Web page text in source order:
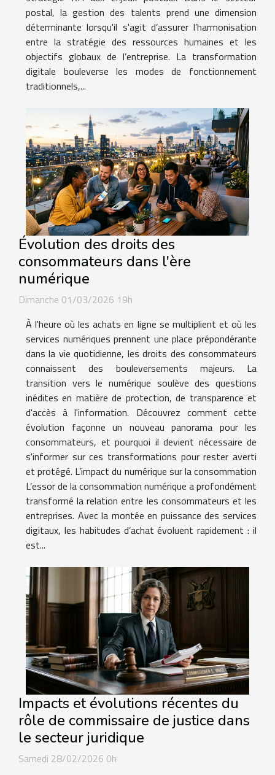
postal, la gestion des talents prend une dimension
déterminante lorsqu'il s'agit d’assurer l’harmonisation
entre la stratégie des ressources humaines et les
objectifs globaux de l’entreprise. La transformation
digitale bouleverse les modes de fonctionnement
traditionnels,...
Évolution des droits des
consommateurs dans l'ère
numérique
Dimanche 01/03/2026 19h
À l'heure où les achats en ligne se multiplient et où les
services numériques prennent une place prépondérante
dans la vie quotidienne, les droits des consommateurs
connaissent des bouleversements majeurs. La
transition vers le numérique soulève des questions
inédites en matière de protection, de transparence et
d'accès à l'information. Découvrez comment cette
évolution façonne un nouveau panorama pour les
consommateurs, et pourquoi il devient nécessaire de
s'informer sur ces transformations pour rester averti
et protégé. L’impact du numérique sur la consommation
L’essor de la consommation numérique a profondément
transformé la relation entre les consommateurs et les
entreprises. Avec la montée en puissance des services
digitaux, les habitudes d’achat évoluent rapidement : il
est...
Impacts et évolutions récentes du
rôle de commissaire de justice dans
le secteur juridique
Samedi 28/02/2026 0h